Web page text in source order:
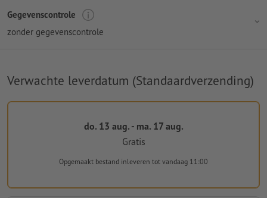
Gegevenscontrole
zonder gegevenscontrole
Verwachte leverdatum (Standaardverzending)
do. 13 aug. - ma. 17 aug.
Gratis
Opgemaakt bestand inleveren tot vandaag 11:00